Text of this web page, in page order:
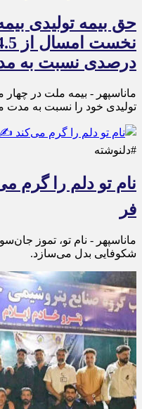
حق بیمه تولیدی
درصدی نسبت به
تولیدی خود را نسبت به مدت مشابه
#دلنوشته
نام تو دلم را گرم
فر
ماناسپهر - نام تو، تموز جان‌سوز
شکوفایی بدل می‌سازد.